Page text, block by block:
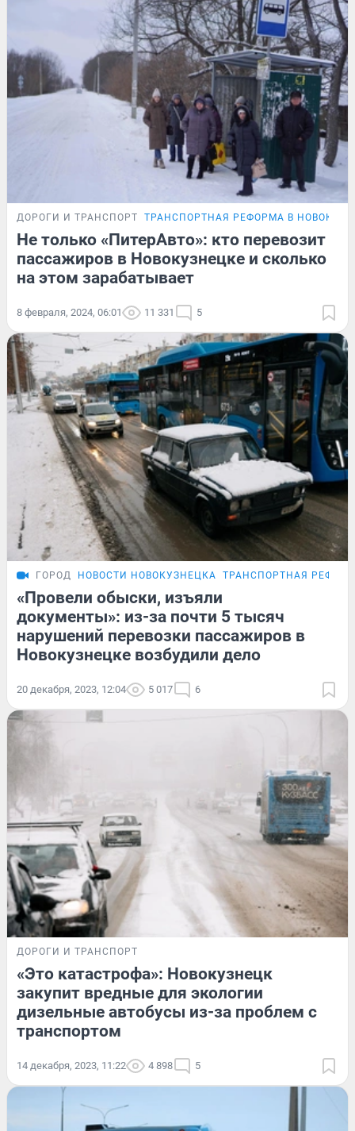
ДОРОГИ И ТРАНСПОРТ ТРАНСПОРТНАЯ РЕФОРМА В
Не только «ПитерАвто»: кто перевозит
пассажиров в Новокузнецке и сколько
на этом зарабатывает
8 февраля, 2024, 06:01 11 331 5
ГОРОД НОВОСТИ НОВОКУЗНЕЦКА ТРАНСПОРТНАЯ
«Провели обыски, изъяли
документы»: из-за почти 5 тысяч
нарушений перевозки пассажиров в
Новокузнецке возбудили дело
20 декабря, 2023, 12:04 5 017 6
ДОРОГИ И ТРАНСПОРТ
«Это катастрофа»: Новокузнецк
закупит вредные для экологии
дизельные автобусы из-за проблем с
транспортом
14 декабря, 2023, 11:22 4 898 5